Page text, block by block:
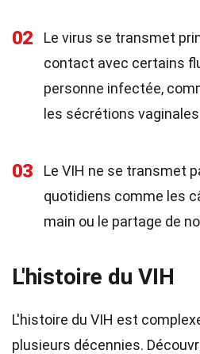
02
Le virus se transmet
contact avec certains
personne infectée,
les sécrétions
03
Le VIH ne se transmet
quotidiens comme les
main ou le partage de
L'histoire du VIH
L'histoire du VIH est
plusieurs décennies.